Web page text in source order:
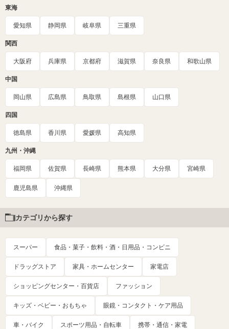
東海
愛知県 静岡県 岐阜県 三重県
関西
大阪府 兵庫県 京都府 滋賀県 奈良県 和歌山県
中国
岡山県 広島県 鳥取県 島根県 山口県
四国
徳島県 香川県 愛媛県 高知県
九州・沖縄
福岡県 佐賀県 長崎県 熊本県 大分県 宮崎県
鹿児島県 沖縄県
カテゴリから探す
スーパー 食品・菓子・飲料・酒・日用品・コンビニ
ドラッグストア 家具・ホームセンター 家電店
ショッピングセンター・百貨店 ファッション
キッズ・ベビー・おもちゃ 眼鏡・コンタクト・ケア用品
車・バイク スポーツ用品・自転車 携帯・通信・家電